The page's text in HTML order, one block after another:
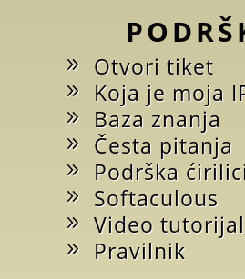
Otvori tiket
Koja je moja
Baza znanja
Česta pitanja
Podrška
Softaculous
Video
Pravilnik